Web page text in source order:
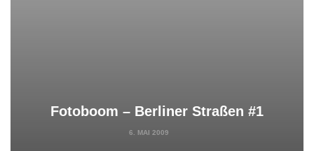
Fotoboom – Berliner Straßen #1
6. MAI 2009